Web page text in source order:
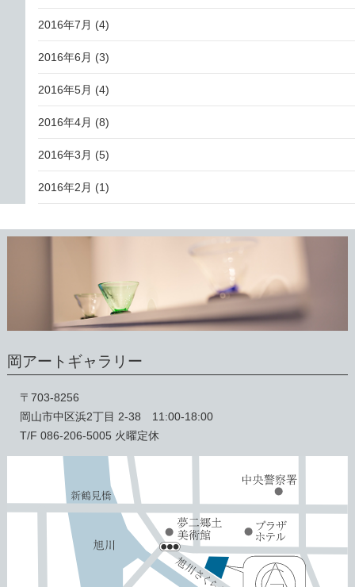
2016年7月 (4)
2016年6月 (3)
2016年5月 (4)
2016年4月 (8)
2016年3月 (5)
2016年2月 (1)
岡アートギャラリー
〒703-8256
岡山市中区浜2丁目 2-38 11:00-18:00
T/F 086-206-5005 火曜定休